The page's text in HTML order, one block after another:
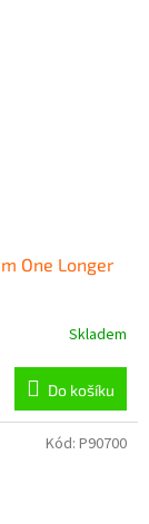
One Longer
Skladem
Do košíku
Kód: P90700